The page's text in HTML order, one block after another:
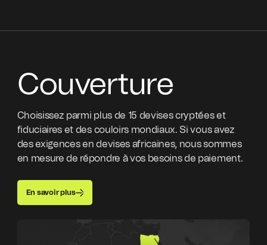
Couverture
Choisissez parmi plus de 15 devises cryptées et
fiduciaires et des couloirs mondiaux. Si vous avez
des exigences en devises africaines, nous sommes
en mesure de répondre à vos besoins de paiement.
En savoir plus